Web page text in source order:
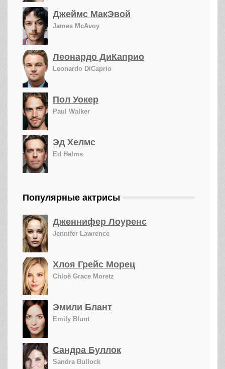
Джеймс МакЭвой
James McAvoy
Леонардо ДиКаприо
Leonardo DiCaprio
Пол Уокер
Paul Walker
Эд Хелмс
Ed Helms
Популярные актрисы
Дженнифер Лоуренс
Jennifer Lawrence
Хлоя Грейс Морец
Chloë Grace Moretz
Эмили Блант
Emily Blunt
Сандра Буллок
Sandra Bullock